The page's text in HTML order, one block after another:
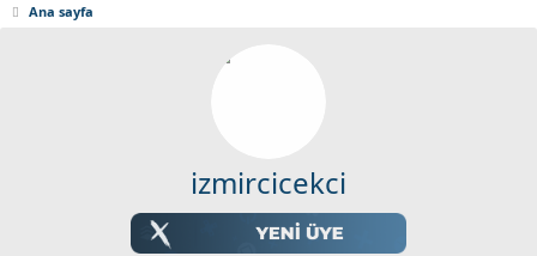
Ana sayfa
izmircicekci